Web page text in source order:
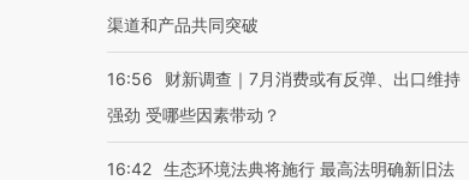
渠道和产品共同突破
16:56
财新调查｜7月消费或有反弹、出口维持
强劲 受哪些因素带动？
16:42 生态环境法典将施行 最高法明确新旧法